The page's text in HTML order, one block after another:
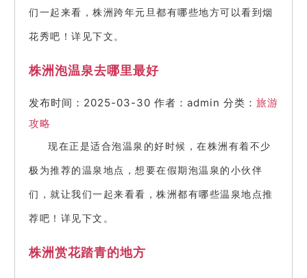
们一起来看，株洲跨年元旦都有哪些地方可以看到烟
花秀吧！详见下文。
株洲泡温泉去哪里最好
发布时间：2025-03-30 作者：admin 分类： 旅游
攻略
现在正是适合泡温泉的好时候，在株洲有着不少
极为推荐的温泉地点，想要在假期泡温泉的小伙伴
们，就让我们一起来看看，株洲都有哪些温泉地点推
荐吧！详见下文。
株洲赏花踏青的地方